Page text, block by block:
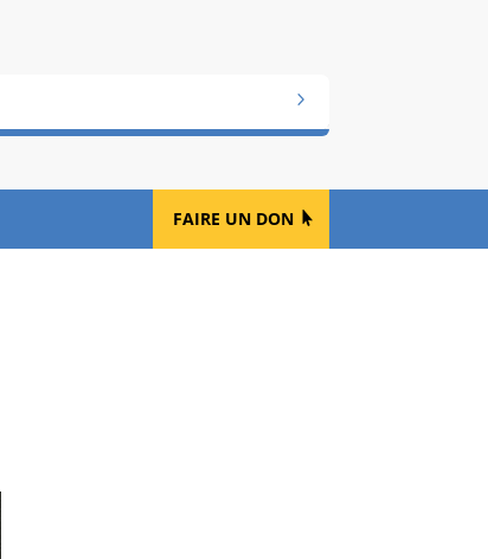
FAIRE UN DON